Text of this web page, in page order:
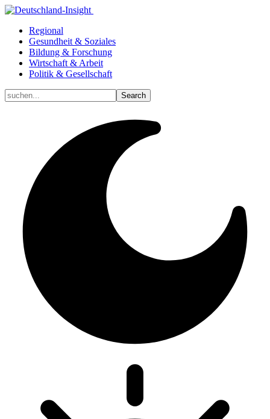
Regional
Gesundheit & Soziales
Bildung & Forschung
Wirtschaft & Arbeit
Politik & Gesellschaft